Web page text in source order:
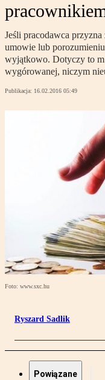
Jeśli pracodawca
umowie lub
wyjątkowo. Dotyczy to
wygórowanej, niczym
Publikacja: 16.02.2016 05:49
Foto: www.sxc.hu
Ryszard Sadlik
Powiązane